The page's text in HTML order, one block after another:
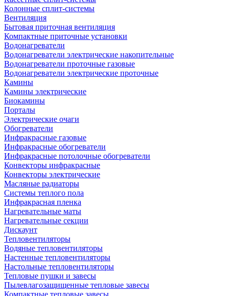
Колонные сплит-системы
Вентиляция
Бытовая приточная вентиляция
Компактные приточные установки
Водонагреватели
Водонагреватели электрические накопительные
Водонагреватели проточные газовые
Водонагреватели электрические проточные
Камины
Камины электрические
Биокамины
Порталы
Электрические очаги
Обогреватели
Инфракрасные газовые
Инфракрасные обогреватели
Инфракрасные потолочные обогреватели
Конвекторы инфракрасные
Конвекторы электрические
Масляные радиаторы
Системы теплого пола
Инфракрасная пленка
Нагревательные маты
Нагревательные секции
Дискаунт
Тепловентиляторы
Водяные тепловентиляторы
Настенные тепловентиляторы
Настольные тепловентиляторы
Тепловые пушки и завесы
Пылевлагозащищенные тепловые завесы
Компактные тепловые завесы